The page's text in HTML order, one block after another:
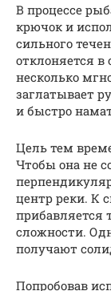
В процессе
крючок и
сильного
отклоняется в
несколько
заглатывает
и быстро
Цель тем
Чтобы она не
центр реки. К
прибавляется
сложности.
получают
Попробовав